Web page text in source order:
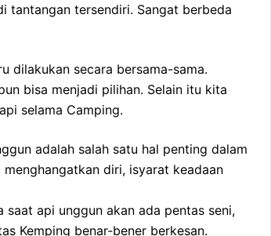
tantangan tersendiri. Sangat berbeda
dilakukan secara bersama-sama.
bisa menjadi pilihan. Selain itu kita
selama Camping.
adalah salah satu hal penting dalam
diri, isyarat keadaan
api unggun akan ada pentas seni,
Kemping benar-bener berkesan.